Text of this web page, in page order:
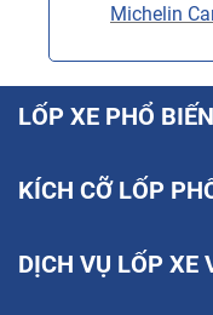
Michelin
LỐP XE PHỔ BIẾN
KÍCH CỠ LỐP
DỊCH VỤ LỐP XE